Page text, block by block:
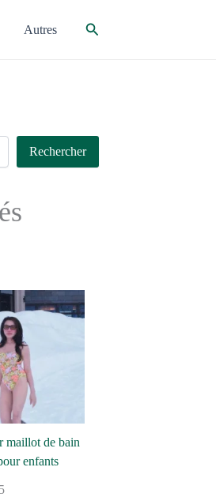
Autres Rechercher
Rechercher
maillot de bain
enfants